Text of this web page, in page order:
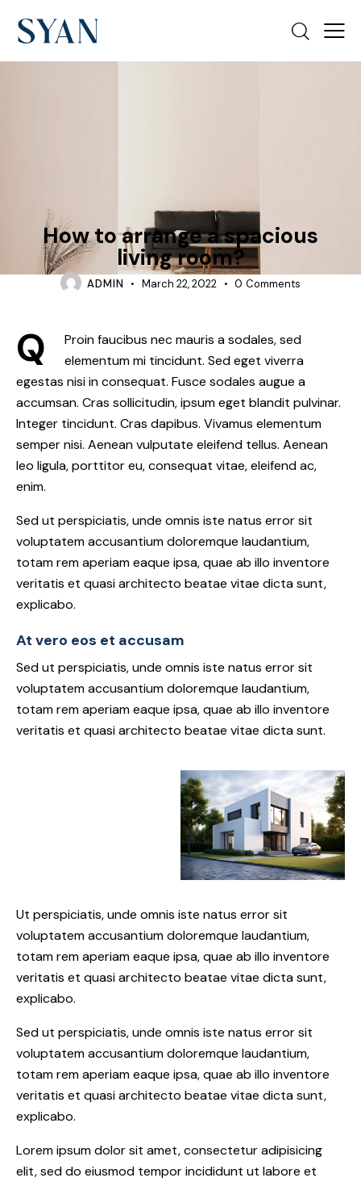
How to arrange a spacious
living room?
ADMIN March 22, 2022 0 Comments
Q
Proin faucibus nec mauris a sodales, sed
elementum mi tincidunt. Sed eget viverra
egestas nisi in consequat. Fusce sodales augue a
accumsan. Cras sollicitudin, ipsum eget blandit pulvinar.
Integer tincidunt. Cras dapibus. Vivamus elementum
semper nisi. Aenean vulputate eleifend tellus. Aenean
leo ligula, porttitor eu, consequat vitae, eleifend ac,
enim.
Sed ut perspiciatis, unde omnis iste natus error sit
voluptatem accusantium doloremque laudantium,
totam rem aperiam eaque ipsa, quae ab illo inventore
veritatis et quasi architecto beatae vitae dicta sunt,
explicabo.
At vero eos et accusam
Sed ut perspiciatis, unde omnis iste natus error sit
voluptatem accusantium doloremque laudantium,
totam rem aperiam eaque ipsa, quae ab illo inventore
veritatis et quasi architecto beatae vitae dicta sunt.
Ut perspiciatis, unde omnis iste natus error sit
voluptatem accusantium doloremque laudantium,
totam rem aperiam eaque ipsa, quae ab illo inventore
veritatis et quasi architecto beatae vitae dicta sunt,
explicabo.
Sed ut perspiciatis, unde omnis iste natus error sit
voluptatem accusantium doloremque laudantium,
totam rem aperiam eaque ipsa, quae ab illo inventore
veritatis et quasi architecto beatae vitae dicta sunt,
explicabo.
Lorem ipsum dolor sit amet, consectetur adipisicing
elit, sed do eiusmod tempor incididunt ut labore et